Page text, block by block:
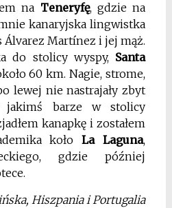
na Teneryfę, gdzie na
kanaryjska lingwistka
Álvarez Martínez i jej mąż.
do stolicy wyspy, Santa
60 km. Nagie, strome,
lewej nie nastrajały zbyt
jakimś barze w stolicy
kanapkę i zostałem
kołoLa Laguna,
gdzie później
Hiszpania i Portugalia